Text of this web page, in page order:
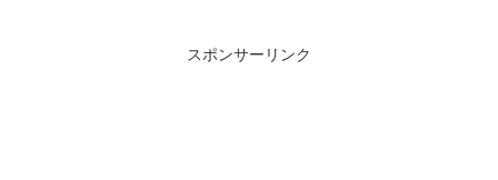
スポンサーリンク